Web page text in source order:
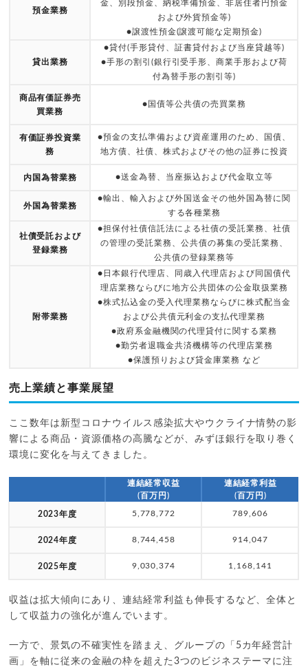
預金業務
金、別段預金、納税準備預金、非居住者円預金
および外貨預金等)
●譲渡性預金(譲渡可能な定期預金)
貸出業務
●貸付(手形貸付、証書貸付および当座貸越等)
●手形の割引(銀行引受手形、商業手形および荷
付為替手形の割引等)
商品有価証券売
買業務
●国債等公共債の売買業務
有価証券投資業
務
●預金の支払準備および資産運用のため、国債、
地方債、社債、株式およびその他の証券に投資
内国為替業務 ●送金為替、当座振込および代金取立等
外国為替業務
●輸出、輸入および外国送金その他外国為替に関
する各種業務
社債受託および
登録業務
●担保付社債信託法による社債の受託業務、社債
の管理の受託業務、公共債の募集の受託業務、
公共債の登録業務等
附帯業務
●日本銀行代理店、同歳入代理店および同国債代
理店業務ならびに地方公共団体の公金取扱業務
●株式払込金の受入代理業務ならびに株式配当金
および公共債元利金の支払代理業務
●政府系金融機関の代理貸付に関する業務
●勤労者退職金共済機構等の代理店業務
●保護預りおよび貸金庫業務 など
売上業績と事業展望
ここ数年は新型コロナウイルス感染拡大やウクライナ情勢の影
響による商品・資源価格の高騰などが、みずほ銀行を取り巻く
環境に変化を与えてきました。
連結経常収益
(百万円)
連結経常利益
(百万円)
2023年度 5,778,772 789,606
2024年度 8,744,458 914,047
2025年度 9,030,374 1,168,141
収益は拡大傾向にあり、連結経常利益も伸長するなど、全体と
して収益力の強化が進んでいます。
一方で、景気の不確実性を踏まえ、グループの「5カ年経営計
画」を軸に従来の金融の枠を超えた3つのビジネステーマに注